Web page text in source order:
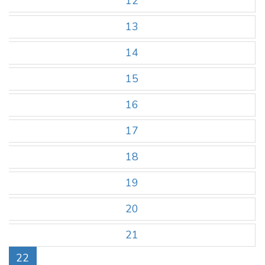
13
14
15
16
17
18
19
20
21
22